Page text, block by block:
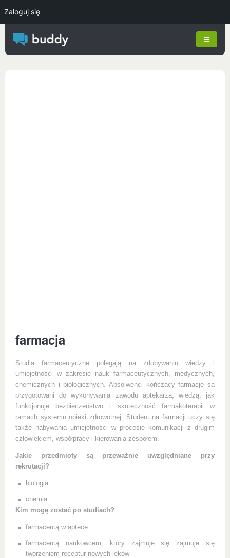
farmacja
Studia farmaceutyczne polegają na zdobywaniu wiedzy i
umiejętności w zakresie nauk farmaceutycznych, medycznych,
chemicznych i biologicznych. Absolwenci kończący farmację są
przygotowani do wykonywania zawodu aptekarza, wiedzą, jak
funkcjonuje bezpieczeństwo i skuteczność farmakoterapii w
ramach systemu opieki zdrowotnej. Student na farmacji uczy się
także nabywania umiejętności w procesie komunikacji z drugim
człowiekiem, współpracy i kierowania zespołem.
Jakie przedmioty są przeważnie uwzględniane przy
rekrutacji?
biologia
chemia
Kim mogę zostać po studiach?
farmaceutą w aptece
farmaceutą naukowcem, który zajmuje się zajmuje się
tworzeniem receptur nowych leków
Zaloguj się